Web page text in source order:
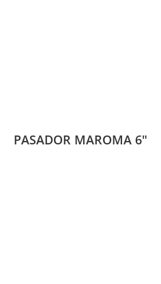
PASADOR MAROMA 6″